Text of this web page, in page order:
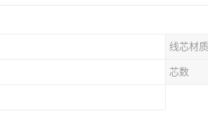
线芯材质
芯数